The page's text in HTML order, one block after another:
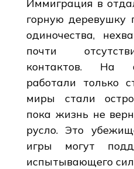
Иммиграция в
горную деревушку
одиночества,
почти
контактов. На
работали только
миры стали
пока жизнь не
русло. Это
игры могут
испытывающего